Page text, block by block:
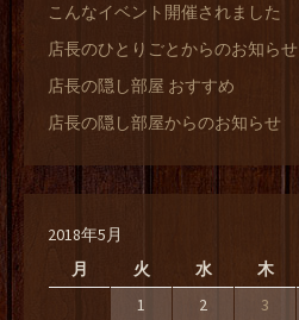
こんなイベント開催されました
店長のひとりごとからのお知らせ
店長の隠し部屋 おすすめ
店長の隠し部屋からのお知らせ
2018年5月
月
火 水 木
1 2 3